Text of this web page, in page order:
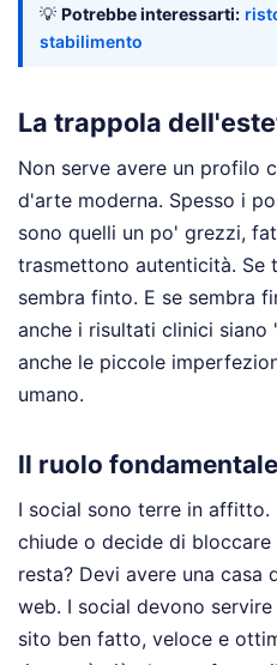
💡 Potrebbe interessarti:
stabilimento
La trappola
Non serve avere un profilo
d'arte moderna. Spesso i
sono quelli un po' grezzi,
trasmettono autenticità.
sembra finto. E se sembra
anche i risultati clinici
anche le piccole
umano.
Il ruolo
I social sono terre in affitto.
chiude o decide di
resta? Devi avere una
web. I social devono
sito ben fatto, veloce e